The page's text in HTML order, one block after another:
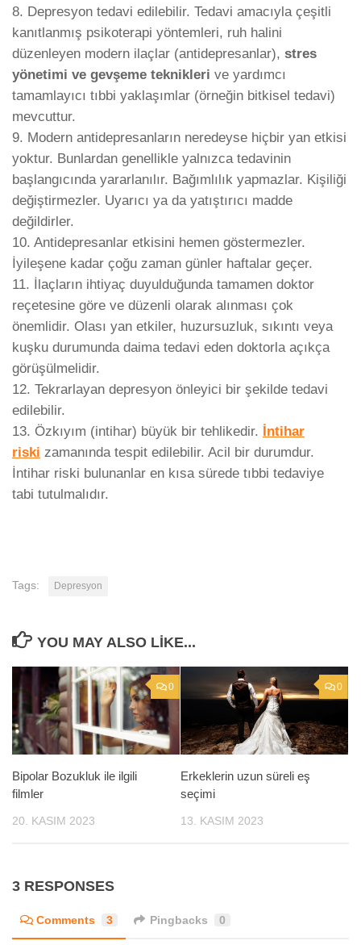
8. Depresyon tedavi edilebilir. Tedavi amacıyla çeşitli
kanıtlanmış psikoterapi yöntemleri, ruh halini
düzenleyen modern ilaçlar (antidepresanlar), stres
yönetimi ve gevşeme teknikleri ve yardımcı
tamamlayıcı tıbbi yaklaşımlar (örneğin bitkisel tedavi)
mevcuttur.
9. Modern antidepresanların neredeyse hiçbir yan etkisi
yoktur. Bunlardan genellikle yalnızca tedavinin
başlangıcında yararlanılır. Bağımlılık yapmazlar. Kişiliği
değiştirmezler. Uyarıcı ya da yatıştırıcı madde
değildirler.
10. Antidepresanlar etkisini hemen göstermezler.
İyileşene kadar çoğu zaman günler haftalar geçer.
11. İlaçların ihtiyaç duyulduğunda tamamen doktor
reçetesine göre ve düzenli olarak alınması çok
önemlidir. Olası yan etkiler, huzursuzluk, sıkıntı veya
kuşku durumunda daima tedavi eden doktorla açıkça
görüşülmelidir.
12. Tekrarlayan depresyon önleyici bir şekilde tedavi
edilebilir.
13. Özkıyım (intihar) büyük bir tehlikedir.
İntihar
riski zamanında tespit edilebilir. Acil bir durumdur.
İntihar riski bulunanlar en kısa sürede tıbbi tedaviye
tabi tutulmalıdır.
Tags: Depresyon
YOU MAY ALSO LIKE...
0
Bipolar Bozukluk ile ilgili
filmler
20. KASIM 2023
0
Erkeklerin uzun süreli eş
seçimi
13. KASIM 2023
3 RESPONSES
Comments 3 Pingbacks 0